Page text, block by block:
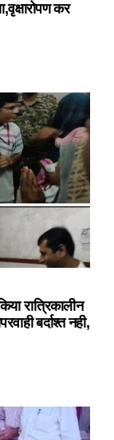
कर
रात्रिकालीन
बर्दाश्त नही,